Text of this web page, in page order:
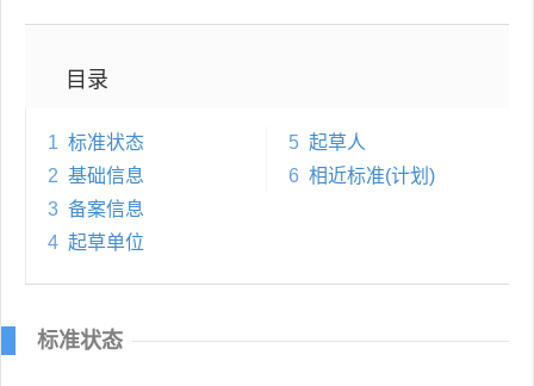
目录
1 标准状态
2 基础信息
3 备案信息
4 起草单位
5 起草人
6 相近标准(计划)
标准状态